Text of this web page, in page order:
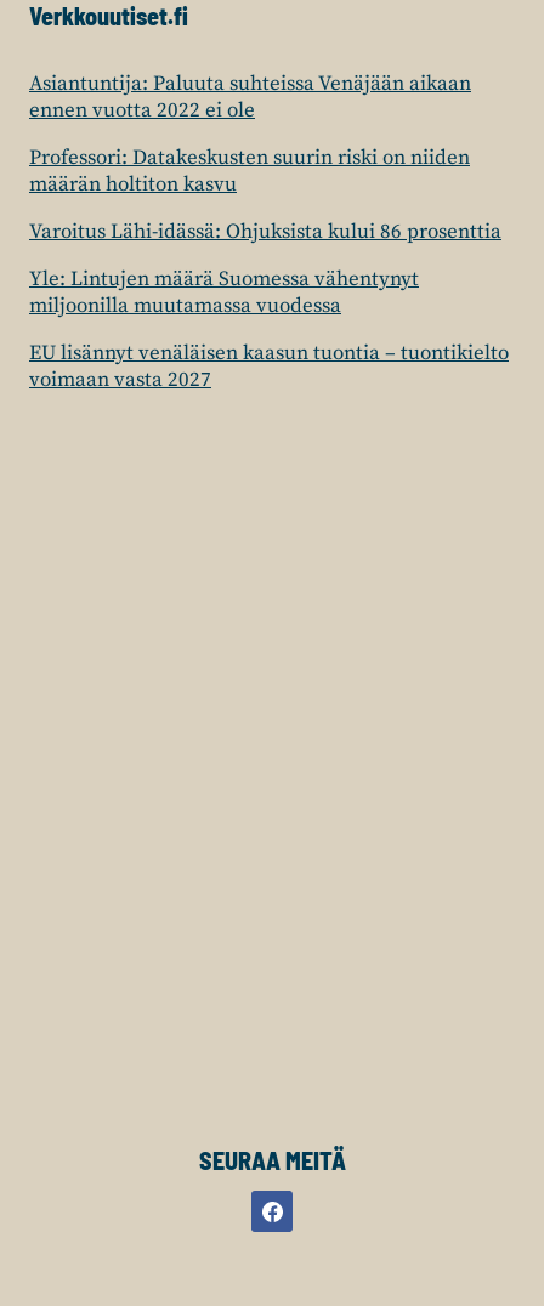
Verkkouutiset.fi
Asiantuntija: Paluuta suhteissa Venäjään aikaan
ennen vuotta 2022 ei ole
Professori: Datakeskusten suurin riski on niiden
määrän holtiton kasvu
Varoitus Lähi-idässä: Ohjuksista kului 86 prosenttia
Yle: Lintujen määrä Suomessa vähentynyt
miljoonilla muutamassa vuodessa
EU lisännyt venäläisen kaasun tuontia – tuontikielto
voimaan vasta 2027
SEURAA MEITÄ